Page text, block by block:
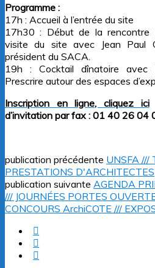
Programme :
17h : Accueil à l’entrée du site
17h30 : Début de la rencontre
visite du site avec Jean Paul
président du SACA.
19h : Cocktail dînatoire avec
Prescrire autour des espaces
Inscription en ligne, cliquez ici
d’invitation par fax : 01 40 26 04
publication précédente UNSFA ///
PRESTATIONS D'ARCHITECTES
publication suivante AGENDA
/// JOURNÉES PORTES
CONCOURS ArchiCOTE ///